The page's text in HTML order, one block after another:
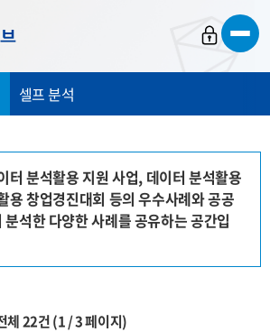
셀프 분석
터 분석활용 지원 사업, 데이터 분석활용
용 창업경진대회 등의 우수사례와 공공
석한 다양한 사례를 공유하는 공간입
체22건(1/3페이지)